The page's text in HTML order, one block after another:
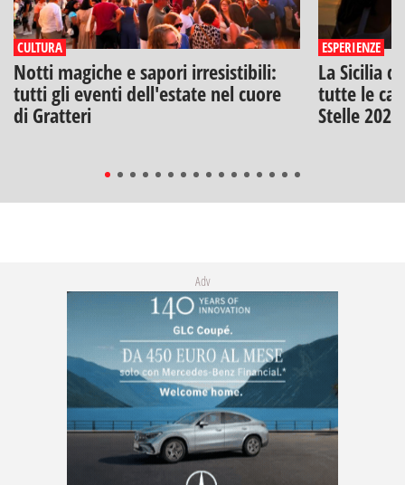
CULTURA
Notti magiche e sapori irresistibili:
tutti gli eventi dell'estate nel cuore
di Gratteri
ESPERIENZE
La Sicilia
tutte le
Stelle
Adv